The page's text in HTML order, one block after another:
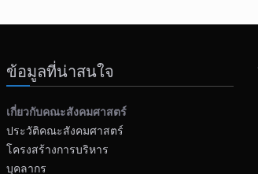
ข้อมูลที่น่าสนใจ
เกี่ยวกับคณะสังคมศาสตร์
ประวัติคณะสังคมศาสตร์
โครงสร้างการบริหาร
บุคลากร